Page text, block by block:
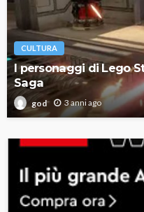
CULTURA
I personaggi di Lego
Saga
god 3 anni ago